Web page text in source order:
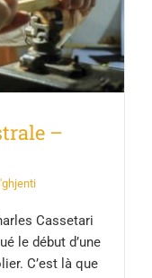
–
Cassetari
le début d’une
C’est là que